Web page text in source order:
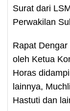
Surat dari
Perwakilan
Rapat
oleh Ketua
Horas
lainnya,
Hastuti dan